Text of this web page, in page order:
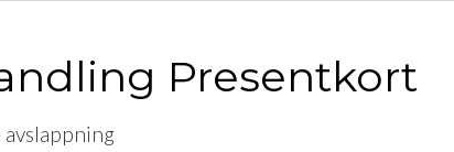
Presentkort
avslappning